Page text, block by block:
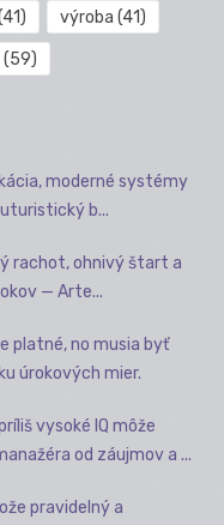
výroba (41)
(59)
moderné systémy
b...
rachot, ohnivý štart a
— Arte...
platné, no musia byť
úrokových mier.
vysoké IQ môže
od záujmov a ...
pravidelný a